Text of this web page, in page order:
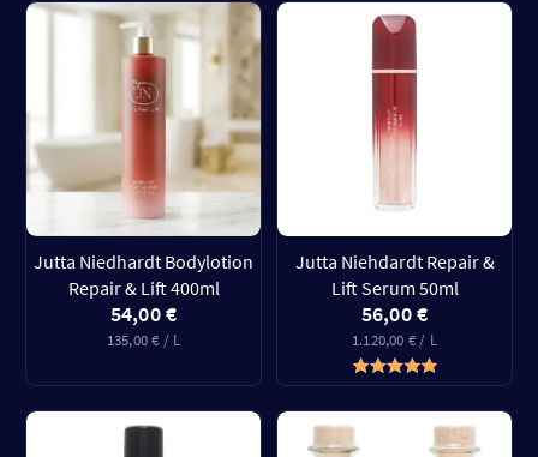
Jutta Niedhardt Bodylotion
Repair & Lift 400ml
54,00 €
135,00 € / L
Jutta Niehdardt Repair &
Lift Serum 50ml
56,00 €
1.120,00 € / L